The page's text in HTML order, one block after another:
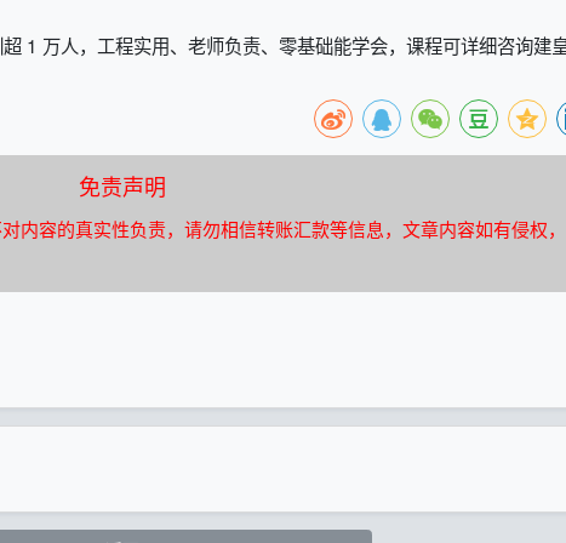
1 万人，工程实用、老师负责、零基础能学会，课程可详细咨询建
免责声明
内容的真实性负责，请勿相信转账汇款等信息，文章内容如有侵权